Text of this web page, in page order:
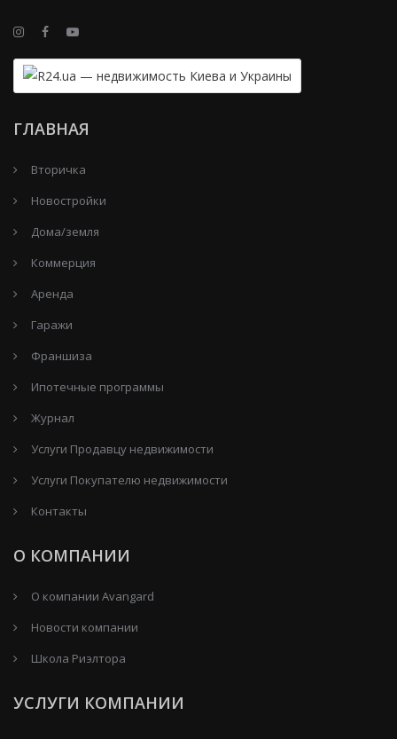
ГЛАВНАЯ
Вторичка
Новостройки
Дома/земля
Коммерция
Аренда
Гаражи
Франшиза
Ипотечные программы
Журнал
Услуги Продавцу недвижимости
Услуги Покупателю недвижимости
Контакты
О КОМПАНИИ
О компании Avangard
Новости компании
Школа Риэлтора
УСЛУГИ КОМПАНИИ